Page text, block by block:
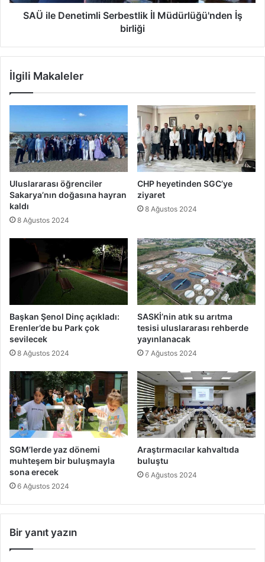
SAÜ ile Denetimli Serbestlik İl Müdürlüğü'nden İş
birliği
İlgili Makaleler
Uluslararası öğrenciler
Sakarya’nın doğasına hayran
kaldı
8 Ağustos 2024
CHP heyetinden SGC’ye
ziyaret
8 Ağustos 2024
Başkan Şenol Dinç açıkladı:
Erenler’de bu Park çok
sevilecek
8 Ağustos 2024
SASKİ’nin atık su arıtma
tesisi uluslararası rehberde
yayınlanacak
7 Ağustos 2024
SGM’lerde yaz dönemi
muhteşem bir buluşmayla
sona erecek
6 Ağustos 2024
Araştırmacılar kahvaltıda
buluştu
6 Ağustos 2024
Bir yanıt yazın